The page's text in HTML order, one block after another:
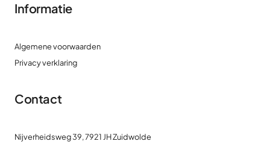
Informatie
Algemene voorwaarden
Privacy verklaring
Contact
Nijverheidsweg 39, 7921 JH Zuidwolde